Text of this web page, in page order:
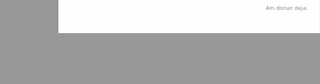
Hosterion
Am donat deja.